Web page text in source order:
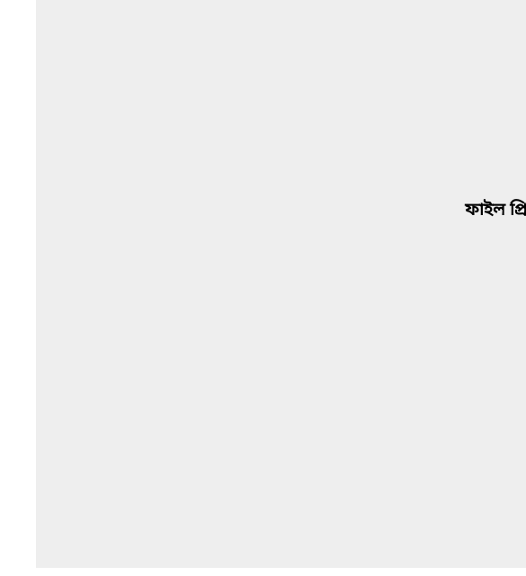
ফাইল